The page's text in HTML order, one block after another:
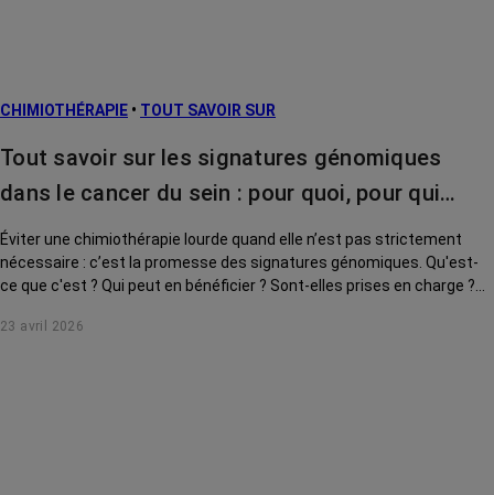
CHIMIOTHÉRAPIE • TOUT SAVOIR SUR
Tout savoir sur les signatures génomiques
dans le cancer du sein : pour quoi, pour qui…
Éviter une chimiothérapie lourde quand elle n’est pas strictement
nécessaire : c’est la promesse des signatures génomiques. Qu'est-
ce que c'est ? Qui peut en bénéficier ? Sont-elles prises en charge ?
23 avril 2026